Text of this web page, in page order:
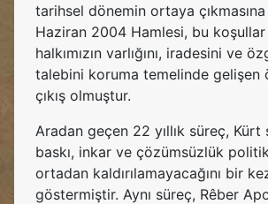
tarihsel dönemin ortaya çıkmasına
Haziran 2004 Hamlesi, bu koşullar
halkımızın varlığını, iradesini ve
talebini koruma temelinde gelişen
çıkış olmuştur.
Aradan geçen 22 yıllık süreç, Kürt
baskı, inkar ve çözümsüzlük
ortadan kaldırılamayacağını bir
göstermiştir. Aynı süreç, Rêber